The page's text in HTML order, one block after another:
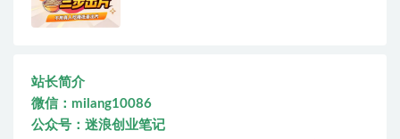
站长简介
微信：milang10086
公众号：迷浪创业笔记